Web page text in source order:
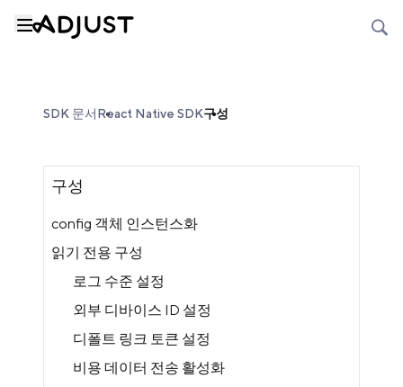
SDK 문서React Native SDK구성
구성
config 객체 인스턴스화
읽기 전용 구성
로그 수준 설정
외부 디바이스 ID 설정
디폴트 링크 토큰 설정
비용 데이터 전송 활성화